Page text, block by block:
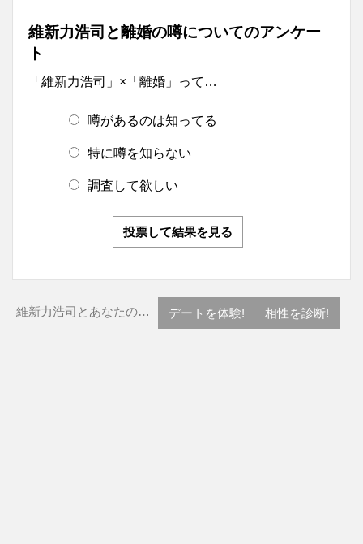
維新力浩司と離婚の噂についてのアンケー
ト
「維新力浩司」×「離婚」って…
噂があるのは知ってる
特に噂を知らない
調査して欲しい
投票して結果を見る
維新力浩司とあなたの… デートを体験! 相性を診断!